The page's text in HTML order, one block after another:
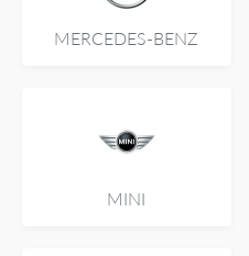
MERCEDES-BENZ
MINI